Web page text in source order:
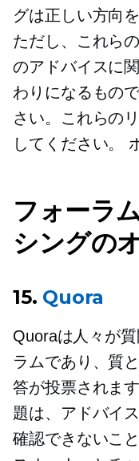
グは正しい方向
ただし、これら
のアドバイスに
わりになるもの
さい。これらの
してください。
フォーラ
シングの
15. Quora
Quoraは人々が
ラムであり、質
答が投票されま
題は、アドバイ
確認できないこ